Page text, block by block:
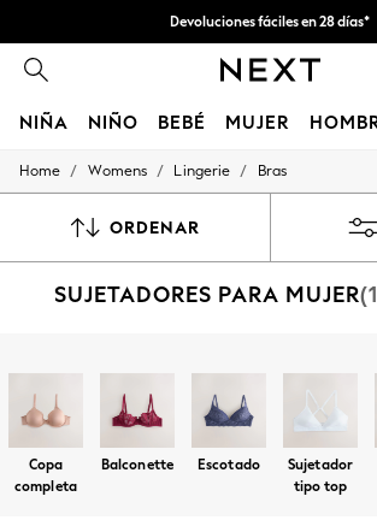
Devoluciones fáciles en 28 días*
Nos hacemos cargo de todos los
NIÑA NIÑO BEBÉ MUJER
GIRLS
50 - 92cm (0 - 24 months)
140 - 174cm (10 - 15+ years)
All Clothing
Coats & Jackets
Sweatshirts & Hoodies
Knitwear
Home / Womens / Lingerie / Bras
ORDENAR
SUJETADORES PARA MUJER
Sujetadores
Copa
completa
Balconette Escotado
Sujetador
tipo top